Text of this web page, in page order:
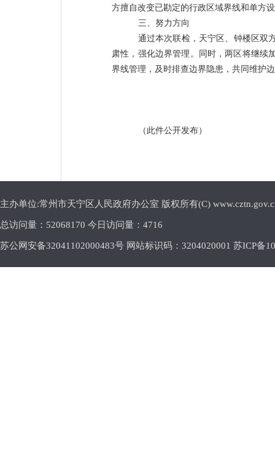
方擅自改变已勘定的行政区域界线和单方
三、努力方向
通过本次联检，天宁区、钟楼区双
肃性，强化边界管理。同时，两区将继续
界线管理，及时排查边界隐患，共同维护
（此件公开发布）
主办单位:常州市天宁区人民政府办公室 版权所有(C)
总访问量： 52068170 今日访问量： 4716
苏公网安备32041102000483号 网站标识码：3204020001 苏ICP备